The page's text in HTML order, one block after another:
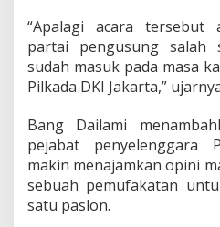
i
R
u
s
a
D
m
o
k
“Apalagi acara
partai pengusung salah
sudah masuk pada masa
Pilkada DKI Jakarta,”
Bang Dailami
pejabat penyelenggara
makin menajamkan opini
sebuah pemufakatan
satu paslon.